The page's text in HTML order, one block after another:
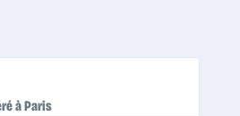
à Paris